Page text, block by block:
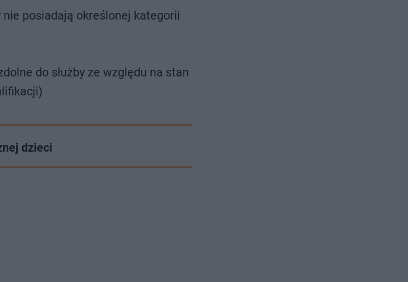
posiadają określonej kategorii
do służby ze względu na stan
dzieci